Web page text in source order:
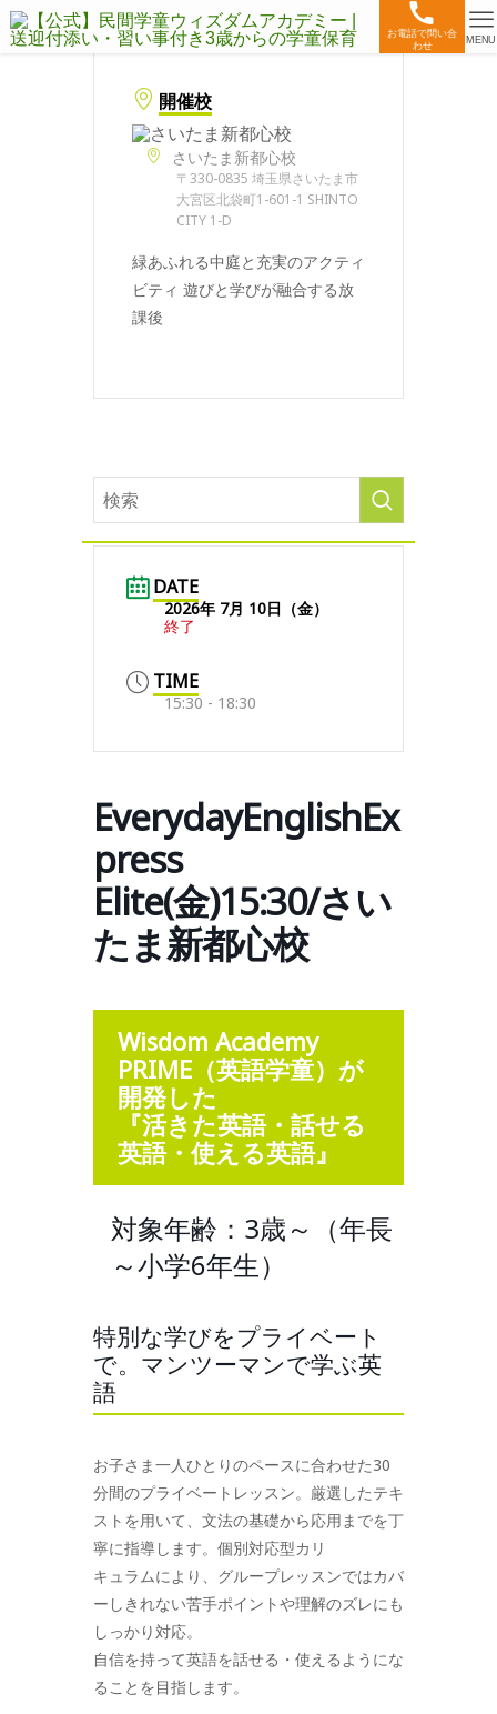
お電話で問い合
わせ
MENU
開催校
さいたま新都心校
〒330-0835 埼玉県さいたま市
大宮区北袋町1-601-1 SHINTO
CITY 1-D
緑あふれる中庭と充実のアクティ
ビティ 遊びと学びが融合する放
課後
DATE
2026年 7月 10日（金）
終了
TIME
15:30 - 18:30
EverydayEnglishEx
press
Elite(金)15:30/さい
たま新都心校
Wisdom Academy
PRIME（英語学童）が
開発した
『活きた英語・話せる
英語・使える英語』
対象年齢：3歳～（年長
～小学6年生）
特別な学びをプライベート
で。マンツーマンで学ぶ英
語
お子さま一人ひとりのペースに合わせた30
分間のプライベートレッスン。厳選したテキ
ストを用いて、文法の基礎から応用までを丁
寧に指導します。個別対応型カリ
キュラムにより、グループレッスンではカバ
ーしきれない苦手ポイントや理解のズレにも
しっかり対応。
自信を持って英語を話せる・使えるようにな
ることを目指します。